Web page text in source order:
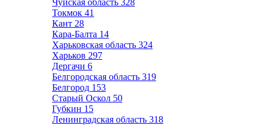
Чуйская область 328
Токмок 41
Кант 28
Кара-Балта 14
Харьковская область 324
Харьков 297
Дергачи 6
Белгородская область 319
Белгород 153
Старый Оскол 50
Губкин 15
Ленинградская область 318